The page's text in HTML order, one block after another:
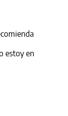
estoy en